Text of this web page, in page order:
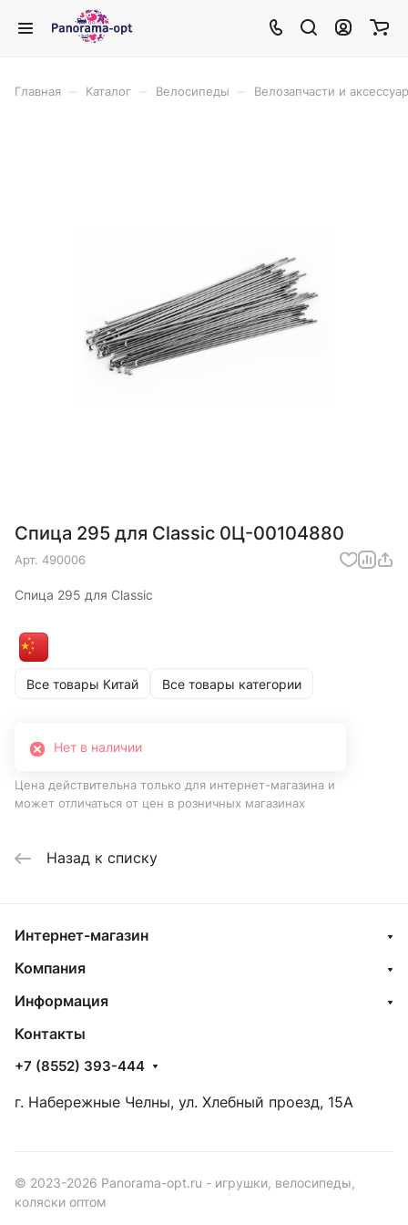
Главная Каталог Велосипеды Велозапчасти и
Спица 295 для Classic 0Ц-00104880
Арт. 490006
Спица 295 для Classic
Все товары Китай Все товары категории
Нет в наличии
Цена действительна только для интернет-магазина и
может отличаться от цен в розничных магазинах
Назад к списку
Интернет-магазин
Компания
Информация
Контакты
+7 (8552) 393-444
г. Набережные Челны, ул. Хлебный проезд, 15А
© 2023-2026 Panorama-opt.ru - игрушки, велосипеды,
коляски оптом